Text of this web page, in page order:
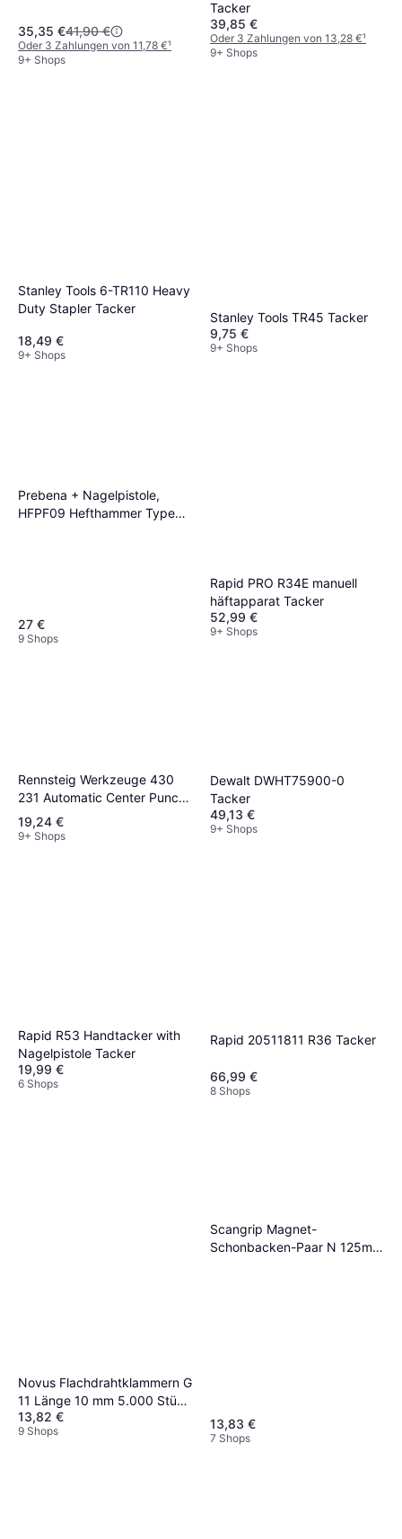
35,35 €41,90 €
Oder 3 Zahlungen von 11,78 €¹
9+ Shops
Tacker
39,85 €
Oder 3 Zahlungen von 13,28 €¹
9+ Shops
Stanley Tools 6-TR110 Heavy
Duty Stapler Tacker
18,49 €
9+ Shops
Stanley Tools TR45 Tacker
9,75 €
9+ Shops
Prebena + Nagelpistole,
HFPF09 Hefthammer Type
27 €
9 Shops
Rapid PRO R34E manuell
häftapparat Tacker
52,99 €
9+ Shops
Rennsteig Werkzeuge 430
231 Automatic Center Punch
180N-250N Tacker
19,24 €
9+ Shops
Dewalt DWHT75900-0
Tacker
49,13 €
9+ Shops
Rapid R53 Handtacker with
Nagelpistole Tacker
19,99 €
6 Shops
Rapid 20511811 R36 Tacker
66,99 €
8 Shops
Novus Flachdrahtklammern G
11 Länge 10 mm 5.000 Stück
Tacker
13,82 €
9 Shops
Scangrip Magnet-
Schonbacken-Paar N 125mm
13,83 €
7 Shops